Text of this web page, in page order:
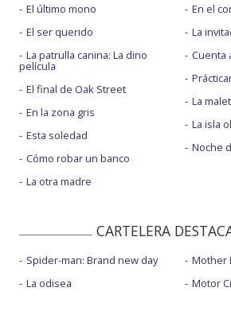
El último mono
El ser querido
La patrulla canina: La dino
película
El final de Oak Street
En la zona gris
Esta soledad
Cómo robar un banco
La otra madre
En el
La
Cuenta
La
La isla
Noche
CARTELERA
Spider-man: Brand new day
La odisea
Mother
Motor